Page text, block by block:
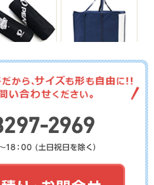
No.15-080 No.15-079